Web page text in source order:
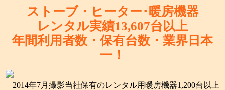
ストーブ・ヒーター･暖房機器
レンタル実績13,607台以上
年間利用者数・保有台数・ 業界日本
一！
2014年7月撮影当社保有のレンタル用暖房機器1,200台以上